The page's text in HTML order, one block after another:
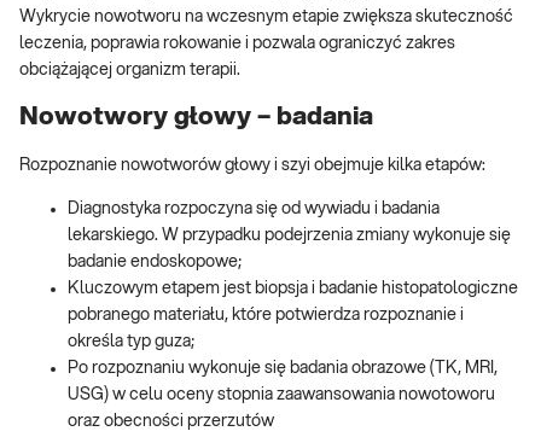
Wykrycie nowotworu na wczesnym etapie zwiększa skuteczność
leczenia, poprawia rokowanie i pozwala ograniczyć zakres
obciążającej organizm terapii.
Nowotwory głowy – badania
Rozpoznanie nowotworów głowy i szyi obejmuje kilka etapów:
Diagnostyka rozpoczyna się od wywiadu i badania
lekarskiego. W przypadku podejrzenia zmiany wykonuje się
badanie endoskopowe;
Kluczowym etapem jest biopsja i badanie histopatologiczne
pobranego materiału, które potwierdza rozpoznanie i
określa typ guza;
Po rozpoznaniu wykonuje się badania obrazowe (TK, MRI,
USG) w celu oceny stopnia zaawansowania nowotoworu
oraz obecności przerzutów